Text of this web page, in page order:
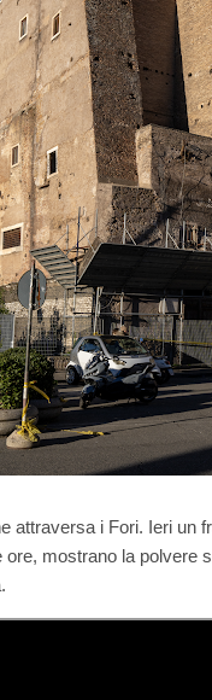
attraversa i Fori. Ieri un
ore, mostrano la